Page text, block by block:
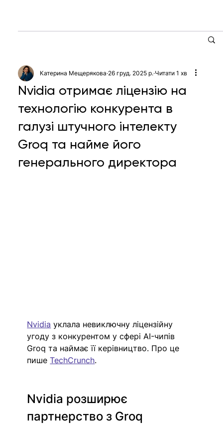
Nvidia отримає ліцензію на
технологію конкурента в
галузі штучного інтелекту
Groq та найме його
генерального директора
Катерина Мещерякова 26 груд. 2025 р. Читати 1 хв
Nvidia уклала невиключну ліцензійну
угоду з конкурентом у сфері AI-чипів
Groq та наймає її керівництво. Про це
пише TechCrunch.
Nvidia розширює
партнерство з Groq